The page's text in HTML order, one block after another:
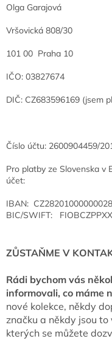
Olga Garajová
Vršovická 808/30
101 00 Praha 10
IČO: 03827674
DIČ: CZ683596169 (jsem
Číslo účtu: 2600904459/
Pro platby ze Slovenska v
účet:
IBAN:
BIC/SWIFT:
ZŮSTAŇME V
Rádi bychom vás
informovali, co máme
nové kolekce, někdy
značku a někdy jsou
kterých se můžete